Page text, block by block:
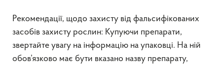
Рекомендації, щодо захисту від фальсифікованих
засобів захисту рослин: Купуючи препарати,
звертайте увагу на інформацію на упаковці. На ній
обов’язково має бути вказано назву препарату,